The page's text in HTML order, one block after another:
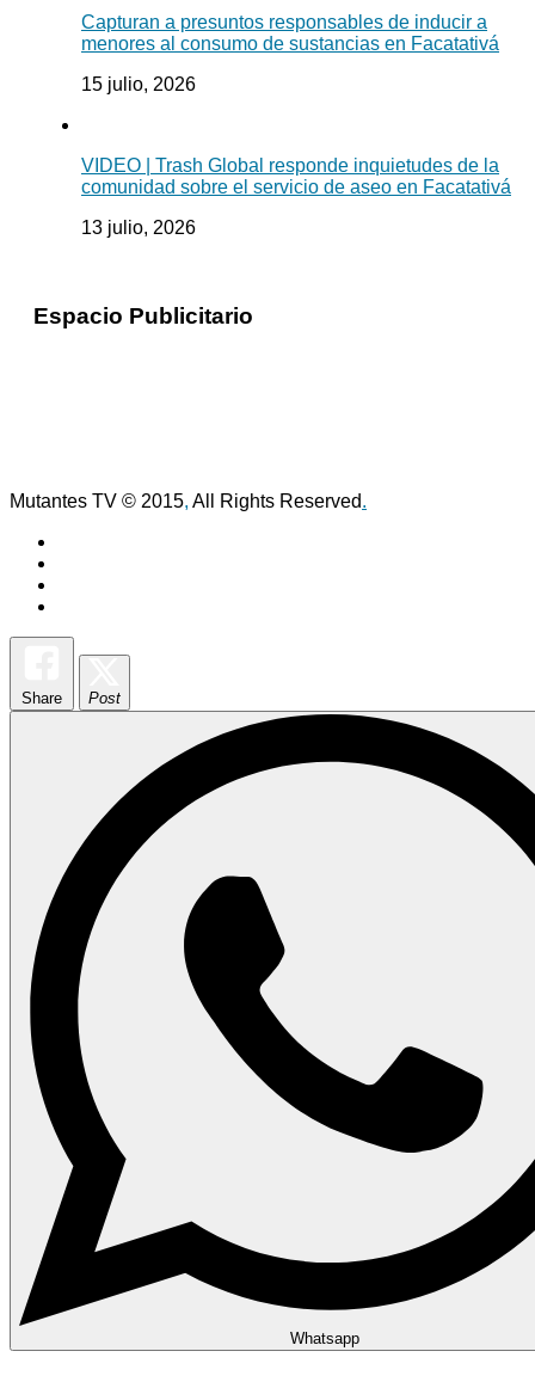
Capturan a presuntos responsables de inducir a
menores al consumo de sustancias en Facatativá
15 julio, 2026
VIDEO | Trash Global responde inquietudes de la
comunidad sobre el servicio de aseo en Facatativá
13 julio, 2026
Espacio Publicitario
Mutantes TV © 2015, All Rights Reserved.
Share Post
Whatsapp